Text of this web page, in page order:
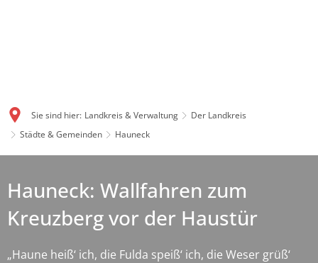
Sie sind hier: Landkreis & Verwaltung
Der Landkreis
Städte & Gemeinden
Hauneck
Hauneck: Wallfahren zum
Kreuzberg vor der Haustür
„Haune heiß‘ ich, die Fulda speiß‘ ich, die Weser grüß‘